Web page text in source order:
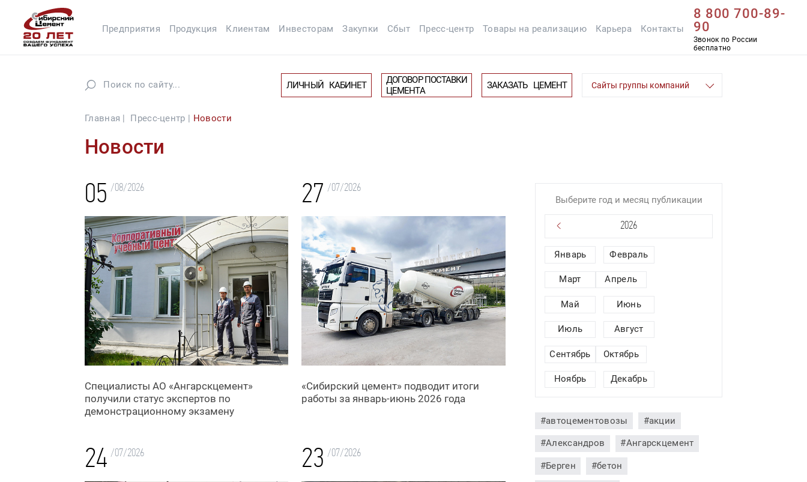
Предприятия Продукция Клиентам Инвесторам Закупки Сбыт Пресс-центр Товары на реализацию Карьера Контакты
8 800 700-89-
90
Звонок по России
бесплатно
ЛИЧНЫЙ КАБИНЕТ
ДОГОВОР ПОСТАВКИ
ЦЕМЕНТА
ЗАКАЗАТЬ ЦЕМЕНТ Сайты группы компаний
Главная | Пресс-центр | Новости
Новости
05 /08/2026
Специалисты АО «Ангарскцемент»
получили статус экспертов по
демонстрационному экзамену
27 /07/2026
«Сибирский цемент» подводит итоги
работы за январь-июнь 2026 года
24 /07/2026 23 /07/2026
Выберите год и месяц публикации
Январь Февраль
Март Апрель
Май Июнь
Июль Август
Сентябрь Октябрь
Ноябрь Декабрь
#автоцементовозы #акции
#Александров #Ангарскцемент
#Берген #бетон